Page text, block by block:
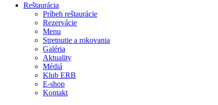
Reštaurácia
Príbeh reštaurácie
Rezervácie
Menu
Stretnutie a rokovania
Galéria
Aktuality
Médiá
Klub ERB
E-shop
Kontakt